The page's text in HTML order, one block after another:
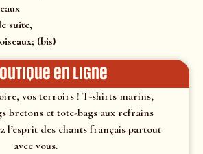
suite,
(bis)
en ligne
vos terroirs ! T-shirts marins,
bretons et tote-bags aux refrains
l’esprit des chants français partout
avec vous.